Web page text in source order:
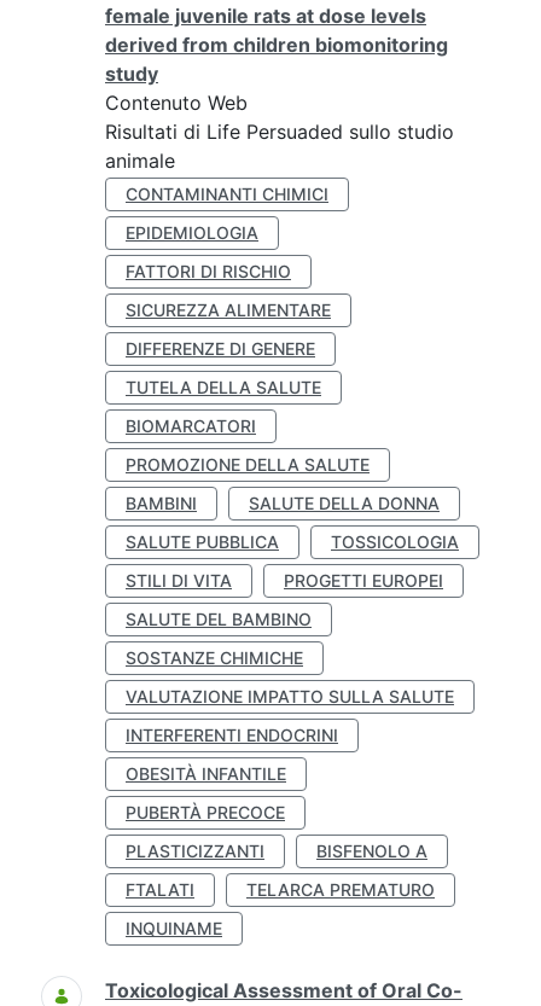
female juvenile rats at dose levels
derived from children biomonitoring
study
Contenuto Web
Risultati di Life Persuaded sullo studio
animale
CONTAMINANTI CHIMICI
EPIDEMIOLOGIA
FATTORI DI RISCHIO
SICUREZZA ALIMENTARE
DIFFERENZE DI GENERE
TUTELA DELLA SALUTE
BIOMARCATORI
PROMOZIONE DELLA SALUTE
BAMBINI
SALUTE DELLA DONNA
SALUTE PUBBLICA
TOSSICOLOGIA
STILI DI VITA
PROGETTI EUROPEI
SALUTE DEL BAMBINO
SOSTANZE CHIMICHE
VALUTAZIONE IMPATTO SULLA SALUTE
INTERFERENTI ENDOCRINI
OBESITÀ INFANTILE
PUBERTÀ PRECOCE
PLASTICIZZANTI
BISFENOLO A
FTALATI
TELARCA PREMATURO
INQUINAME
Toxicological Assessment of Oral Co-